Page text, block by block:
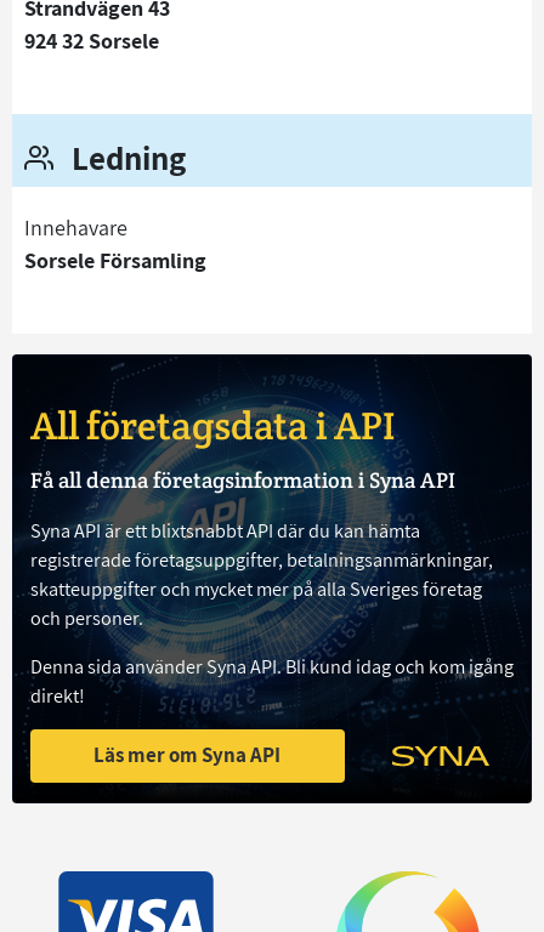
Strandvägen 43
924 32 Sorsele
Ledning
Innehavare
Sorsele Församling
All företagsdata i API
Få all denna företagsinformation i Syna API
Syna API är ett blixtsnabbt API där du kan hämta
registrerade företagsuppgifter, betalningsanmärkningar,
skatteuppgifter och mycket mer på alla Sveriges företag
och personer.
Denna sida använder Syna API. Bli kund idag och kom igång
direkt!
Läs mer om Syna API